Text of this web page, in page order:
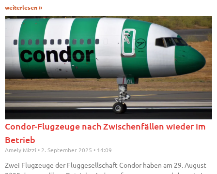
weiterlesen »
Condor-Flugzeuge nach Zwischenfällen wieder im
Betrieb
Amely Mizzi 2. September 2025 14:09
Zwei Flugzeuge der Fluggesellschaft Condor haben am 29. August